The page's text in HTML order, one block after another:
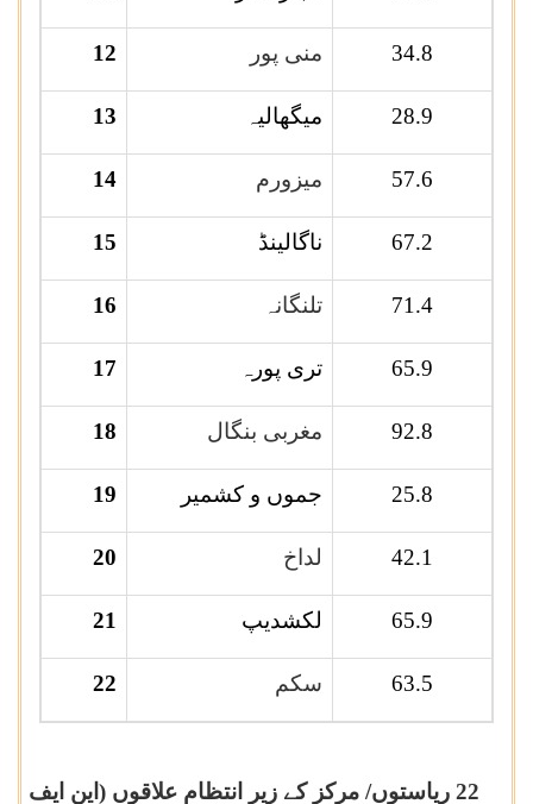
12 منی پور 34.8
13 میگھالیہ 28.9
14 میزورم 57.6
15 ناگالینڈ 67.2
16 تلنگانہ 71.4
17 تری پورہ 65.9
18 مغربی بنگال 92.8
19 جموں و کشمیر 25.8
20 لداخ 42.1
21 لکشدیپ 65.9
22 سکم 63.5
22 ریاستوں/ مرکز کے زیر انتظام علاقوں (این ایف